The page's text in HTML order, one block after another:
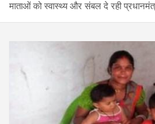
माताओं को स्वास्थ्य और संबल दे रही